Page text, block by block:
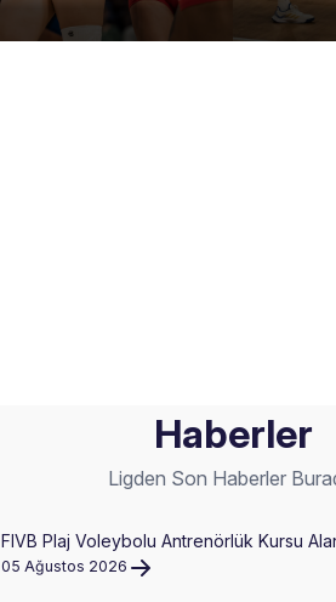
Haberler
Ligden Son Haberler
FIVB Plaj Voleybolu Antrenörlük Kursu
05 Ağustos 2026